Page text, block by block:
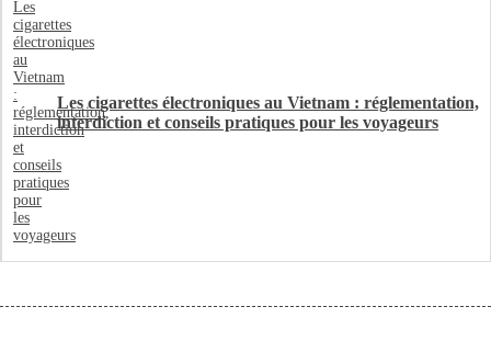
Les cigarettes électroniques au Vietnam : réglementation,
interdiction et conseils pratiques pour les voyageurs